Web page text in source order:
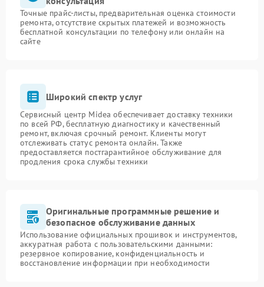
Точные прайс-листы, предварительная оценка стоимости
ремонта, отсутствие скрытых платежей и возможность
бесплатной консультации по телефону или онлайн на
сайте
Широкий спектр услуг
Сервисный центр Midea обеспечивает доставку техники
по всей РФ, бесплатную диагностику и качественный
ремонт, включая срочный ремонт. Клиенты могут
отслеживать статус ремонта онлайн. Также
предоставляется постгарантийное обслуживание для
продления срока службы техники
Оригинальные программные решение и
безопасное обслуживание данных
Использование официальных прошивок и инструментов,
аккуратная работа с пользовательскими данными:
резервное копирование, конфиденциальность и
восстановление информации при необходимости